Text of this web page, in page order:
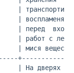
входами
с
| На дверях